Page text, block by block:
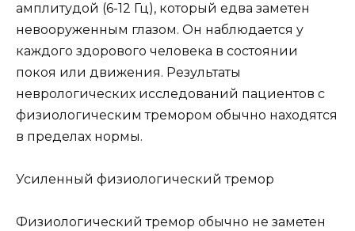
амплитудой (6-12 Гц), который едва заметен
невооруженным глазом. Он наблюдается у
каждого здорового человека в состоянии
покоя или движения. Результаты
неврологических исследований пациентов с
физиологическим тремором обычно находятся
в пределах нормы.
Усиленный физиологический тремор
Физиологический тремор обычно не заметен